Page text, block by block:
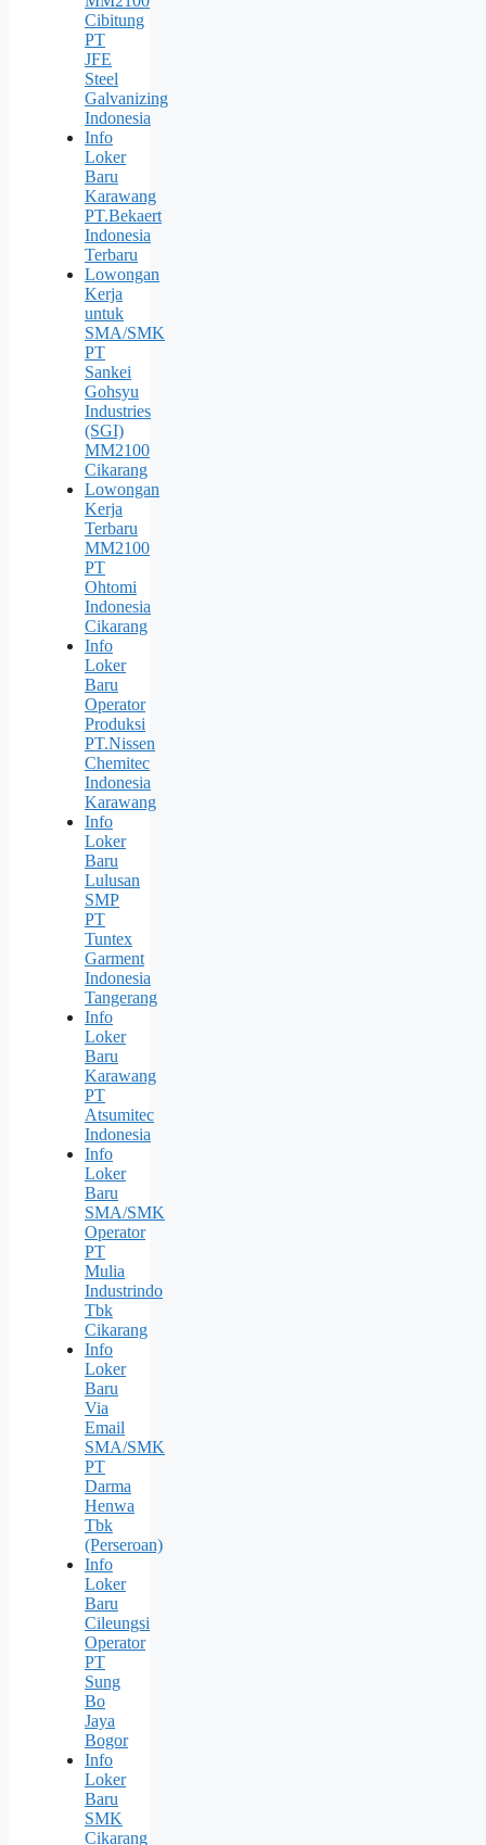
Cibitung
PT
JFE
Steel
Galvanizing
Indonesia
Info
Loker
Baru
Karawang
PT.Bekaert
Indonesia
Terbaru
Lowongan
Kerja
untuk
SMA/SMK
PT
Sankei
Gohsyu
Industries
(SGI)
MM2100
Cikarang
Lowongan
Kerja
Terbaru
MM2100
PT
Ohtomi
Indonesia
Cikarang
Info
Loker
Baru
Operator
Produksi
PT.Nissen
Chemitec
Indonesia
Karawang
Info
Loker
Baru
Lulusan
SMP
PT
Tuntex
Garment
Indonesia
Tangerang
Info
Loker
Baru
Karawang
PT
Atsumitec
Indonesia
Info
Loker
Baru
SMA/SMK
Operator
PT
Mulia
Industrindo
Tbk
Cikarang
Info
Loker
Baru
Via
Email
SMA/SMK
PT
Darma
Henwa
Tbk
(Perseroan)
Info
Loker
Baru
Cileungsi
Operator
PT
Sung
Bо
Jaya
Bogor
Info
Loker
Baru
SMK
Cikarang